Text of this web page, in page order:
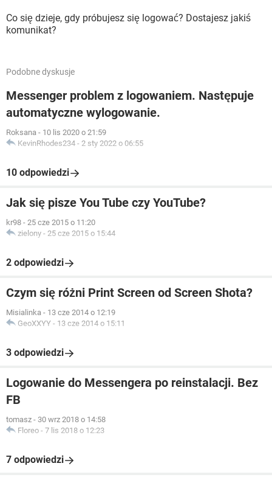
Co się dzieje, gdy próbujesz się logować? Dostajesz jakiś
komunikat?
Podobne dyskusje
Messenger problem z logowaniem. Następuje
automatyczne wylogowanie.
Roksana - 10 lis 2020 o 21:59
KevinRhodes234 - 2 sty 2022 o 06:55
10 odpowiedzi
Jak się pisze You Tube czy YouTube?
kr98 - 25 cze 2015 o 11:20
zielony - 25 cze 2015 o 15:44
2 odpowiedzi
Czym się różni Print Screen od Screen Shota?
Misialinka - 13 cze 2014 o 12:19
GeoXXYY - 13 cze 2014 o 15:11
3 odpowiedzi
Logowanie do Messengera po reinstalacji. Bez
FB
tomasz - 30 wrz 2018 o 14:58
Floreo - 7 lis 2018 o 12:23
7 odpowiedzi